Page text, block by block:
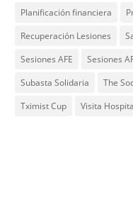
Planificación financiera
Recuperación Lesiones
Sesiones AFE
Sesiones
Subasta Solidaria
The
Tximist Cup
Visita